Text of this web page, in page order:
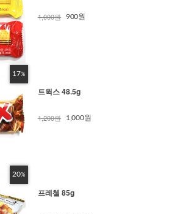
1,000원 900원
17%
트윅스 48.5g
1,200원 1,000원
20%
프레첼 85g